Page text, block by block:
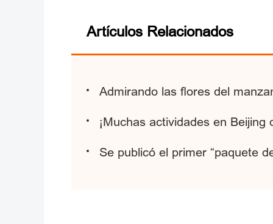
Artículos Relacionados
Admirando las flores del
¡Muchas actividades en
Se publicó el primer “paquete